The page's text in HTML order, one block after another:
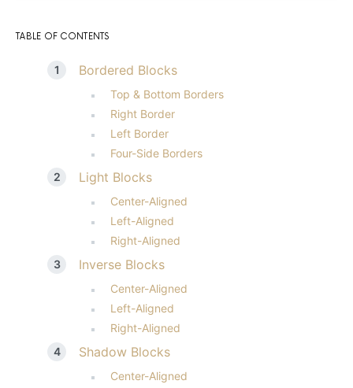
TABLE OF CONTENTS
Bordered Blocks
Top & Bottom Borders
Right Border
Left Border
Four-Side Borders
Light Blocks
Center-Aligned
Left-Aligned
Right-Aligned
Inverse Blocks
Center-Aligned
Left-Aligned
Right-Aligned
Shadow Blocks
Center-Aligned